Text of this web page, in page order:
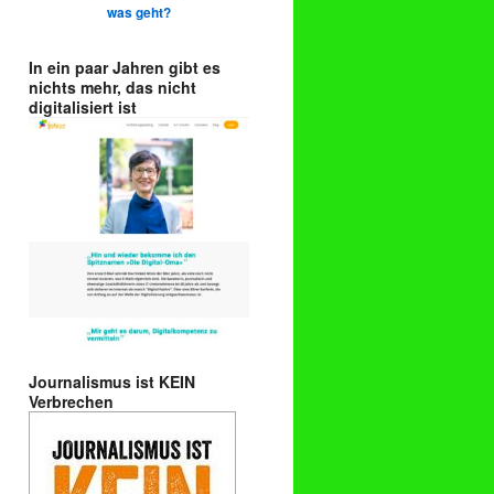
was geht?
In ein paar Jahren gibt es
nichts mehr, das nicht
digitalisiert ist
Journalismus ist KEIN
Verbrechen